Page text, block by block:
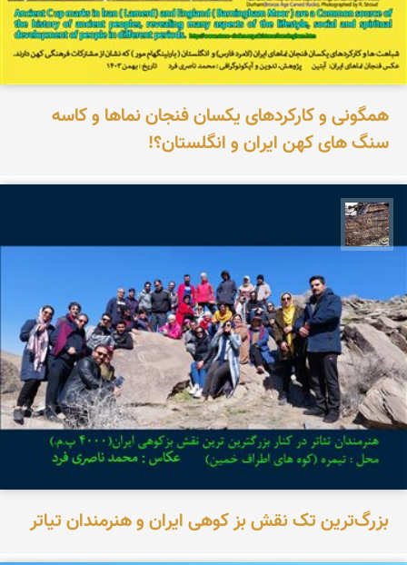
همگونی و کارکردهای یکسان فنجان نماها و کاسه
سنگ های کهن ایران و انگلستان؟!
بزرگ‌ترین تک نقش بز کوهی ایران و هنرمندان تیاتر